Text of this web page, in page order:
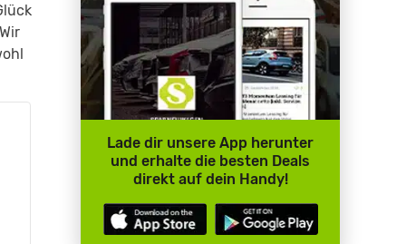
Lade dir unsere App herunter
und erhalte die besten Deals
direkt auf dein Handy!